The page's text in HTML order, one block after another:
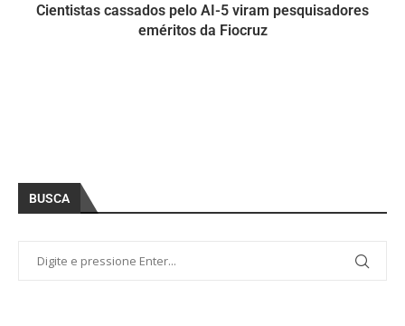
Cientistas cassados pelo AI-5 viram pesquisadores
eméritos da Fiocruz
BUSCA